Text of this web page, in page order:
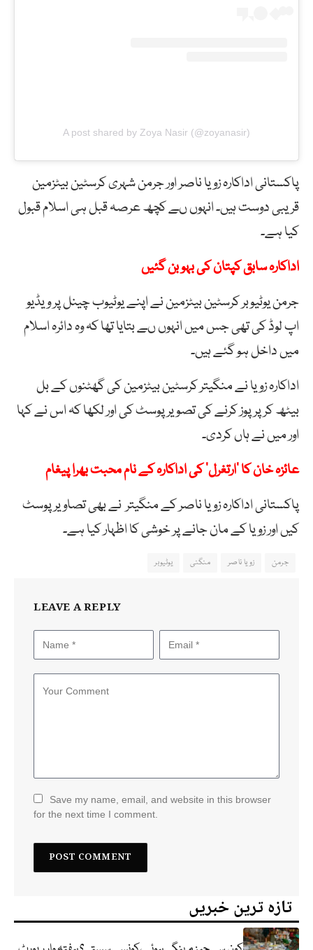
A post shared by Zoya Nasir (@zoyanasir)
پاکستانی اداکارہ زویا ناصر اور جرمن شہری کرسٹین بیٹزمین
قریبی دوست ہیں۔ انہوں ںے کچھ عرصہ قبل ہی اسلام قبول
کیا ہے۔
اداکارہ سابق کپتان کی بہو بن گئیں
جرمن یوٹیوبر کرسٹین بیٹزمین نے اپنے یوٹیوب چینل پر ویڈیو
اپ لوڈ کی تھی جس میں انہوں ںے بتایا تھا کہ وہ دائرہ اسلام
میں داخل ہو گئے ہیں۔
اداکارہ زویا نے منگیتر کرسٹین بیٹزمین کی گھٹنوں کے بل
بیٹھ کر پرپوز کرنے کی تصویر پوسٹ کی اور لکھا کہ اس نے کہا
اور میں نے ہاں کردی۔
عائزہ خان کا ’ارتغرل‘ کی اداکارہ کے نام محبت بھرا پیغام
پاکستانی اداکارہ زویا ناصر کے منگیتر نے بھی تصاویر پوسٹ
کیں اور زویا کے مان جانے پر خوشی کا اظہار کیا ہے۔
جرمن زویا ناصر منگنی یوٹیوبر
LEAVE A REPLY
Save my name, email, and website in this browser
for the next time I comment.
تازہ ترین خبریں